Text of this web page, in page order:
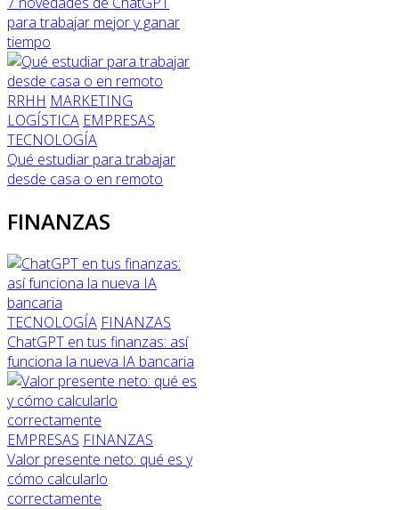
para trabajar mejor y ganar
tiempo
RRHH MARKETING
LOGÍSTICA EMPRESAS
TECNOLOGÍA
Qué estudiar para trabajar
desde casa o en remoto
FINANZAS
TECNOLOGÍA FINANZAS
ChatGPT en tus finanzas: así
funciona la nueva IA bancaria
EMPRESAS FINANZAS
Valor presente neto: qué es y
cómo calcularlo
correctamente